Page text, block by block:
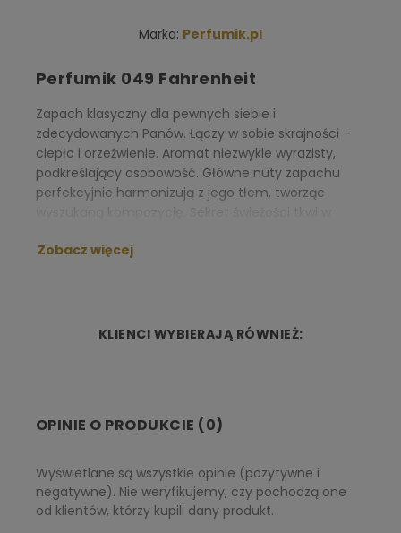
Marka: Perfumik.pl
Perfumik 049 Fahrenheit
Zapach klasyczny dla pewnych siebie i
zdecydowanych Panów. Łączy w sobie skrajności –
ciepło i orzeźwienie. Aromat niezwykle wyrazisty,
podkreślający osobowość. Główne nuty zapachu
perfekcyjnie harmonizują z jego tłem, tworząc
wyszukaną kompozycję. Sekret świeżości tkwi w
kapryfolium dodaje zmysłowości, czyniąc zapach
Nuta głowy:mandarynka sycylijska
Zobacz więcej
KLIENCI WYBIERAJĄ RÓWNIEŻ:
OPINIE O PRODUKCIE (0)
Wyświetlane są wszystkie opinie (pozytywne i
negatywne). Nie weryfikujemy, czy pochodzą one
od klientów, którzy kupili dany produkt.